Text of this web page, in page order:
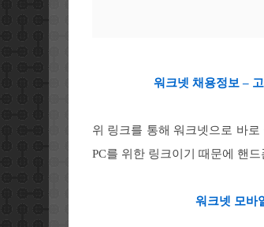
워크넷 채용정보 –
위 링크를 통해 워크넷으로 바
PC를 위한 링크이기 때문에 핸
워크넷 모바